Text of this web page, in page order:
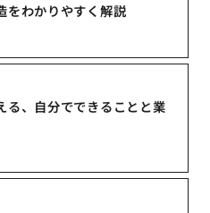
をわかりやすく解説
る、自分でできることと業